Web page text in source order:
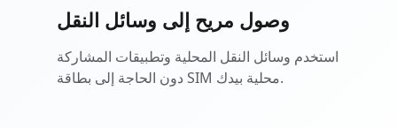
وصول مريح إلى وسائل النقل
استخدم وسائل النقل المحلية وتطبيقات المشاركة
دون الحاجة إلى بطاقة SIM محلية بيدك.